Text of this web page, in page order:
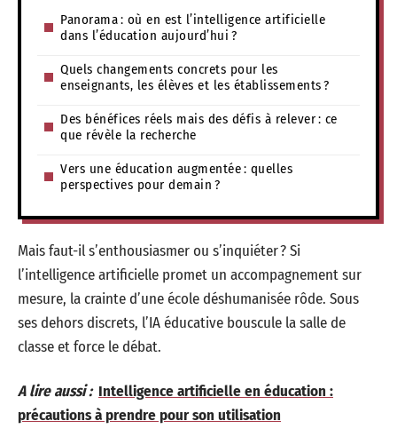
Panorama : où en est l’intelligence artificielle
dans l’éducation aujourd’hui ?
Quels changements concrets pour les
enseignants, les élèves et les établissements ?
Des bénéfices réels mais des défis à relever : ce
que révèle la recherche
Vers une éducation augmentée : quelles
perspectives pour demain ?
Mais faut-il s’enthousiasmer ou s’inquiéter ? Si
l’intelligence artificielle promet un accompagnement sur
mesure, la crainte d’une école déshumanisée rôde. Sous
ses dehors discrets, l’IA éducative bouscule la salle de
classe et force le débat.
A lire aussi : Intelligence artificielle en éducation :
précautions à prendre pour son utilisation